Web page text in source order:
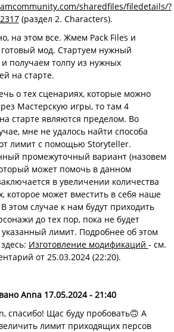
sharedfiles/filedetails/?
(раздел 2. Characters).
на этом все. Жмем Pack Files и
мод. Стартуем нужный
получаем толпу из нужных
на старте.
о тех сценариях, которые можно
Мастерскую игры, то там 4
старте являются пределом. Во
мне не удалось найти способа
лимит с помощью Storyteller.
промежуточный вариант (назовем
может помочь в данном
в увеличении количества
которое может вместить в себя наше
этом случае к нам будут приходить
до тех пор, пока не будет
указанный лимит. Подробнее об этом
Изготовление модификаций - см.
от 25.03.2024 (22:20).
Anna 17.05.2024 - 21:40
спасибо! Щас буду пробовать🙃 А
лимит приходящих персов